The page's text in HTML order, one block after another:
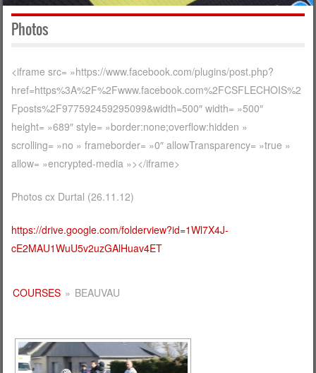
Photos
<iframe src= »https://www.facebook.com/plugins/post.php?
href=https%3A%2F%2Fwww.facebook.com%2FCSFLECHOIS%2
Fposts%2F977592459295099&width=500″ width= »500″
height= »689″ style= »border:none;overflow:hidden »
scrolling= »no » frameborder= »0″ allowTransparency= »true »
allow= »encrypted-media »></iframe>
Photos cx Durtal (26.11.12)
https://drive.google.com/folderview?id=1Wl7X4J-
cE2MAU1WuU5v2uzGAlHuav4ET
COURSES » BEAUVAU